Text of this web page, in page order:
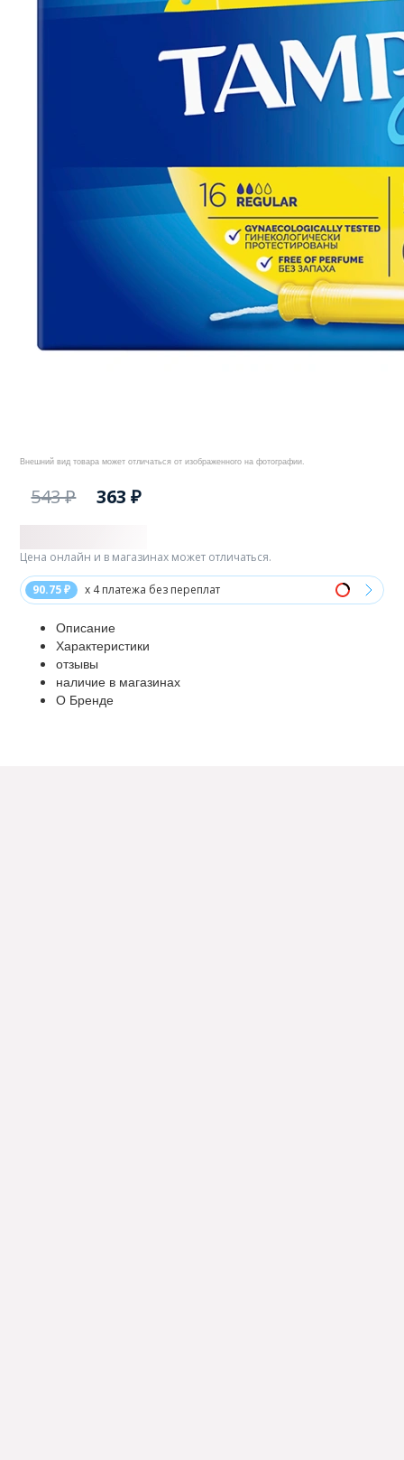
Внешний вид товара может отличаться от изображенного на фотографии.
543 ₽ 363 ₽
90.75 ₽ x 4 платежа без переплат
Цена онлайн и в магазинах может отличаться.
Описание
Характеристики
отзывы
наличие в магазинах
О Бренде